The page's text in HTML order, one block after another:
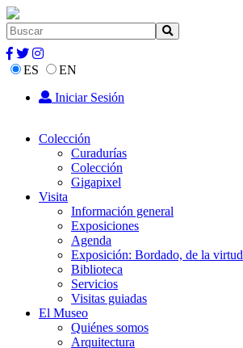
ES
EN
Iniciar Sesión
Colección
Curadurías
Colección
Gigapixel
Visita
Información general
Exposiciones
Agenda
Exposición: Bordado, de la virtud
Biblioteca
Servicios
Visitas guiadas
El Museo
Quiénes somos
Arquitectura